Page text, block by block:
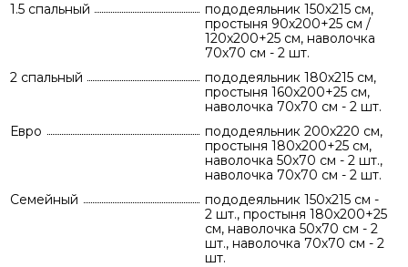
1.5 спальный
пододеяльник 150х215 см,
простыня 90х200+25 см /
120х200+25 см, наволочка
70х70 см - 2 шт.
2 спальный
пододеяльник 180х215 см,
простыня 160х200+25 см,
наволочка 70х70 см - 2 шт.
Евро
пододеяльник 200х220 см,
простыня 180х200+25 см,
наволочка 50х70 см - 2 шт.,
наволочка 70х70 см - 2 шт.
Семейный
пододеяльник 150х215 см -
2 шт., простыня 180х200+25
см, наволочка 50х70 см - 2
шт., наволочка 70х70 см - 2
шт.